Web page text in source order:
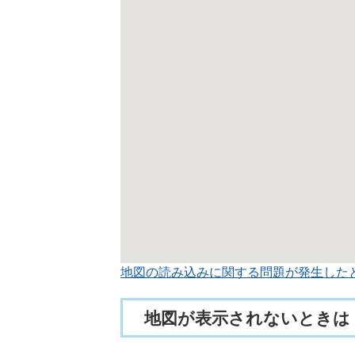
地図の読み込みに関する問題が発生した
地図が表示されないときは